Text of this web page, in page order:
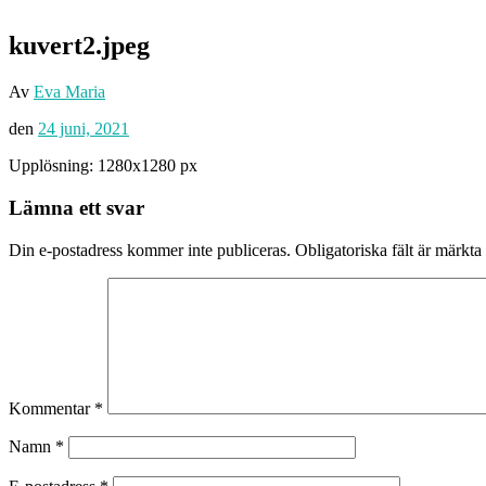
kuvert2.jpeg
Av Eva Maria
den 24 juni, 2021
Upplösning: 1280x1280 px
Lämna ett svar
Din e-postadress kommer inte publiceras. Obligatoriska fält är märkta
Kommentar *
Namn *